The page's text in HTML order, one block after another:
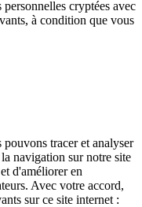
cryptées avec
à condition que vous
pouvons tracer et analyser
navigation sur notre site
d'améliorer en
Avec votre accord,
sur ce site internet :